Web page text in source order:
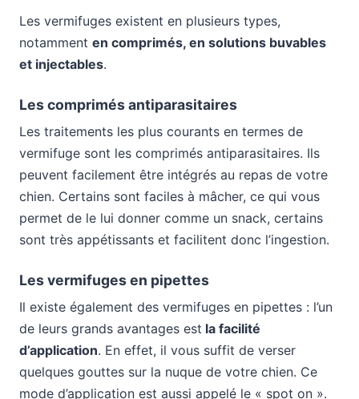
Les vermifuges existent en plusieurs types,
notamment en comprimés, en solutions buvables
et injectables.
Les comprimés antiparasitaires
Les traitements les plus courants en termes de
vermifuge sont les comprimés antiparasitaires. Ils
peuvent facilement être intégrés au repas de votre
chien. Certains sont faciles à mâcher, ce qui vous
permet de le lui donner comme un snack, certains
sont très appétissants et facilitent donc l’ingestion.
Les vermifuges en pipettes
Il existe également des vermifuges en pipettes : l’un
de leurs grands avantages est la facilité
d’application. En effet, il vous suffit de verser
quelques gouttes sur la nuque de votre chien. Ce
mode d’application est aussi appelé le « spot on ».